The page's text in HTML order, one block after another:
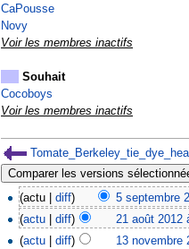
CaPousse
Novy
Voir les membres inactifs
Souhait
Cocoboys
Voir les membres inactifs
(actu |diff) 5 septembre
(actu |diff) 21 août 2012
(actu |diff) 13 novembre